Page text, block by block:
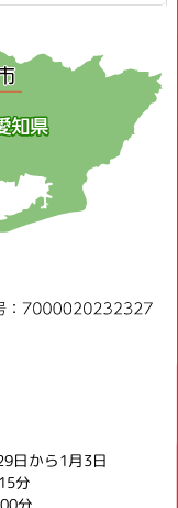
日から1月3日
分